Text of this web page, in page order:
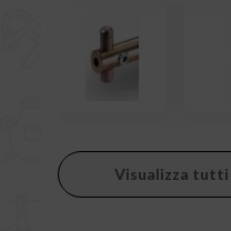
Visualizza tutti